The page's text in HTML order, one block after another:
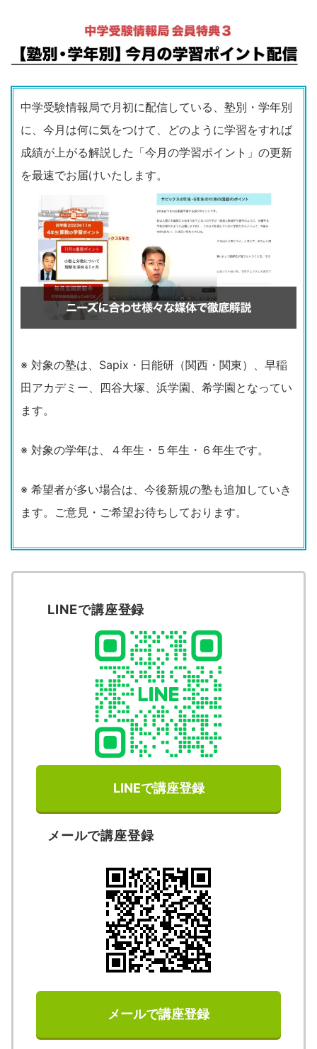
中学受験情報局で月初に配信している、塾別・学年別
に、今月は何に気をつけて、どのように学習をすれば
成績が上がる解説した「今月の学習ポイント」の更新
を最速でお届けいたします。
※ 対象の塾は、Sapix・日能研（関西・関東）、早稲
田アカデミー、四谷大塚、浜学園、希学園となってい
ます。
※ 対象の学年は、４年生・５年生・６年生です。
※ 希望者が多い場合は、今後新規の塾も追加していき
ます。ご意見・ご希望お待ちしております。
LINEで講座登録
LINEで講座登録
メールで講座登録
メールで講座登録